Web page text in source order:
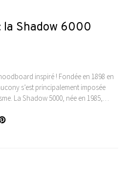
la Shadow 6000
inspiré ! Fondée en 1898 en
s’est principalement imposée
La Shadow 5000, née en 1985,…